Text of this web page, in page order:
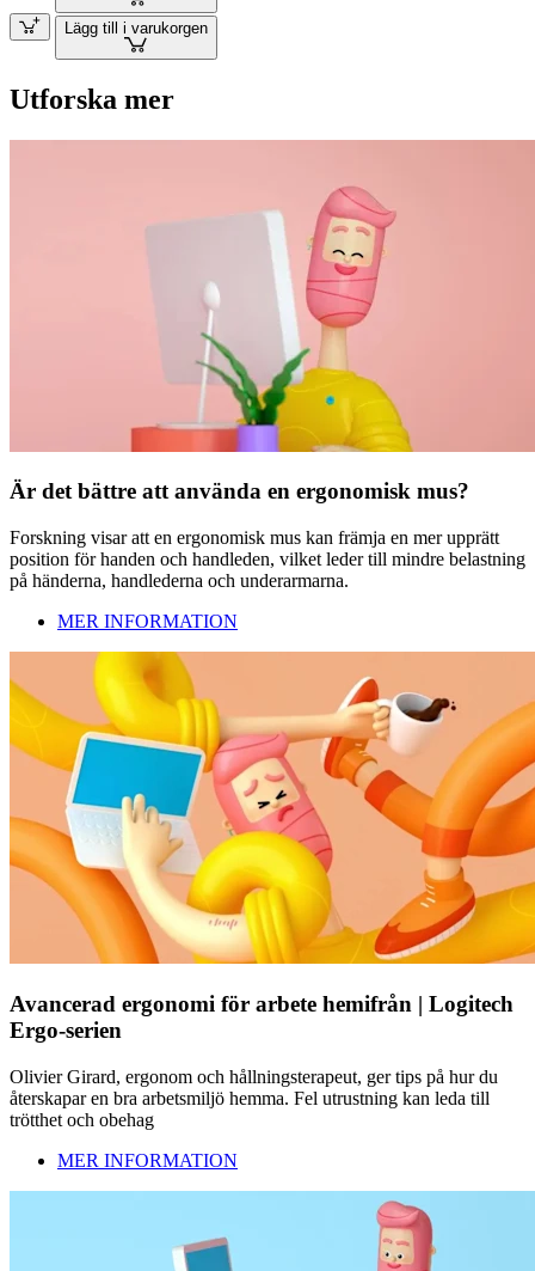
Lägg till i varukorgen
Utforska mer
Är det bättre att använda en ergonomisk mus?
Forskning visar att en ergonomisk mus kan främja en mer upprätt
position för handen och handleden, vilket leder till mindre belastning
på händerna, handlederna och underarmarna.
MER INFORMATION
Avancerad ergonomi för arbete hemifrån | Logitech
Ergo-serien
Olivier Girard, ergonom och hållningsterapeut, ger tips på hur du
återskapar en bra arbetsmiljö hemma. Fel utrustning kan leda till
trötthet och obehag
MER INFORMATION